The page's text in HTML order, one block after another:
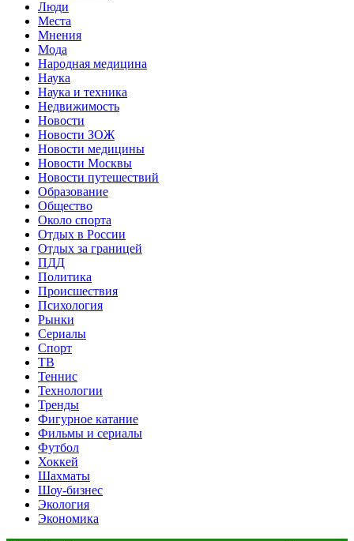
Люди
Места
Мнения
Мода
Народная медицина
Наука
Наука и техника
Недвижимость
Новости
Новости ЗОЖ
Новости медицины
Новости Москвы
Новости путешествий
Образование
Общество
Около спорта
Отдых в России
Отдых за границей
ПДД
Политика
Происшествия
Психология
Рынки
Сериалы
Спорт
ТВ
Теннис
Технологии
Тренды
Фигурное катание
Фильмы и сериалы
Футбол
Хоккей
Шахматы
Шоу-бизнес
Экология
Экономика